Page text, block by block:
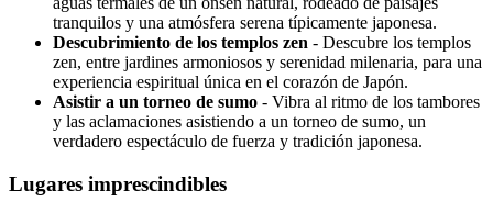
tranquilos y una atmósfera serena típicamente japonesa.
Descubrimiento de los templos zen - Descubre los templos
zen, entre jardines armoniosos y serenidad milenaria, para una
experiencia espiritual única en el corazón de Japón.
Asistir a un torneo de sumo - Vibra al ritmo de los tambores
y las aclamaciones asistiendo a un torneo de sumo, un
verdadero espectáculo de fuerza y tradición japonesa.
Lugares imprescindibles